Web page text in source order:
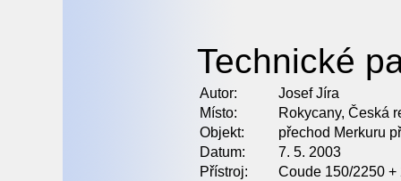
Technické
Autor:
Josef Jíra
Místo:
Rokycany, Česká
Objekt:
přechod Merkuru
Datum:
7. 5. 2003
Přístroj:
Coude 150/2250 +